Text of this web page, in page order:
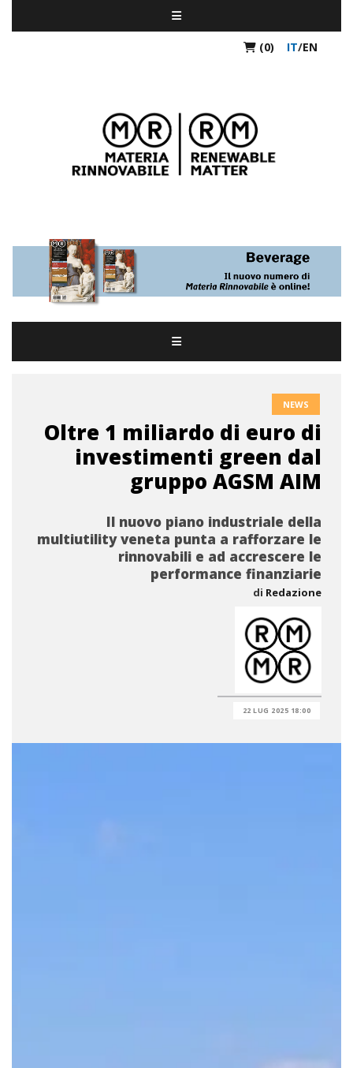
(0) IT/EN
NEWS
Oltre 1 miliardo di euro di
investimenti green dal
gruppo AGSM AIM
Il nuovo piano industriale della
multiutility veneta punta a rafforzare le
rinnovabili e ad accrescere le
performance finanziarie
di Redazione
22 LUG 2025 18:00